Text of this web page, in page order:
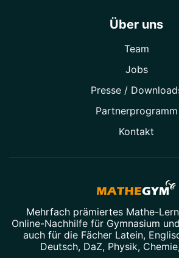
Über uns
Team
Jobs
Presse /
Partner­programm
Kontakt
Mehrfach prämiertes Mathe-
Online-Nachhilfe für Gymnasium
auch für die Fächer Latein,
Deutsch, DaZ, Physik, Chemie